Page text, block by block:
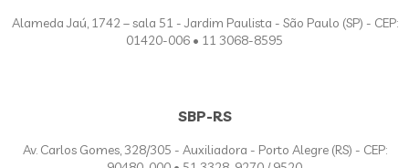
Alameda Jaú, 1742 – sala 51 - Jardim Paulista - São Paulo (SP) - CEP:
01420-006 • 11 3068-8595
SBP-RS
Av. Carlos Gomes, 328/305 - Auxiliadora - Porto Alegre (RS) - CEP: